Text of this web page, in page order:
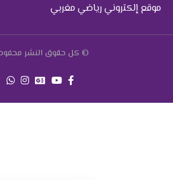
موقع إلكتروني رياضي مغربي
© كل حقوق النشر محفوظة